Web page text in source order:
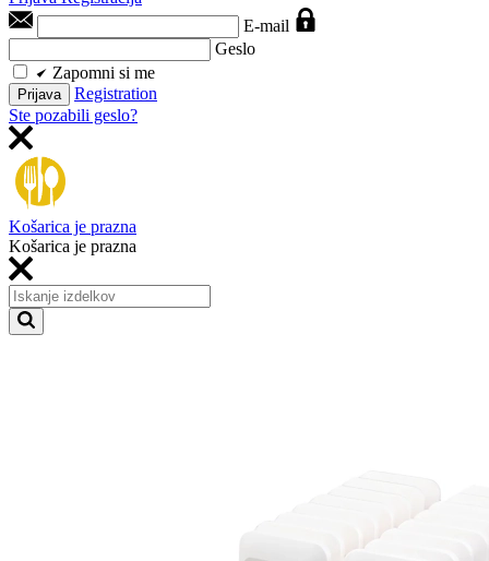
E-mail
Geslo
Zapomni si me
Prijava
Registration
Ste pozabili geslo?
Košarica je prazna
Košarica je prazna